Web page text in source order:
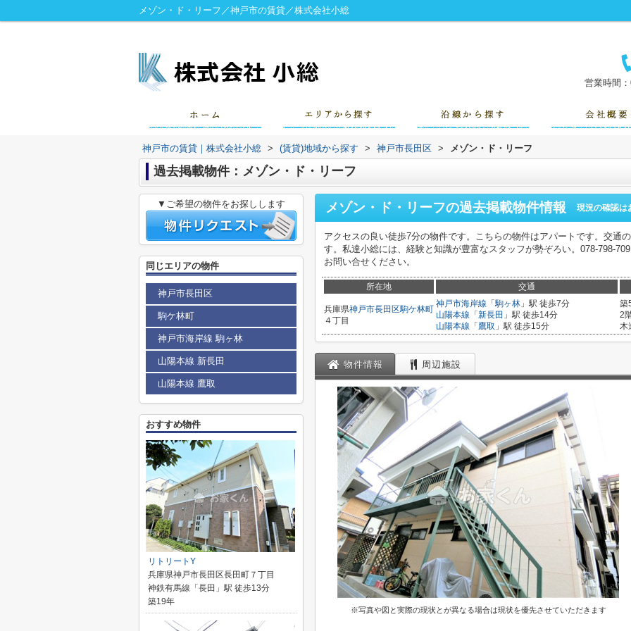
メゾン・ド・リーフ／神戸市の賃貸／株式会社小総
営業時間
神戸市の賃貸｜株式会社小総 > (賃貸)地域から探す > 神戸市長田区 > メゾン・ド・リーフ
過去掲載物件：メゾン・ド・リーフ
メゾン・ド・リーフの過去掲載物件情報 現況の確認は
アクセスの良い徒歩7分の物件です。こちらの物件はアパートです。交通
す。私達小総には、経験と知識が豊富なスタッフが勢ぞろい。078-798-
お問い合せください。
所在地 交通
兵庫県神戸市長田区駒ケ林町
４丁目
神戸市海岸線 「駒ヶ林 」駅 徒歩7分
山陽本線 「 新長田 」駅 徒歩14分
山陽本線 「 鷹取 」駅 徒歩15分
築
2
木
物件情報 周辺施設
※写真や図と実際の現状とが異なる場合は現状を優先させていただきます
▼ご希望の物件をお探しします
同じエリアの物件
神戸市長田区
駒ケ林町
神戸市海岸線 駒ヶ林
山陽本線 新長田
山陽本線 鷹取
おすすめ物件
リトリートY
兵庫県神戸市長田区長田町７丁目
神鉄有馬線「長田」駅 徒歩13分
築19年